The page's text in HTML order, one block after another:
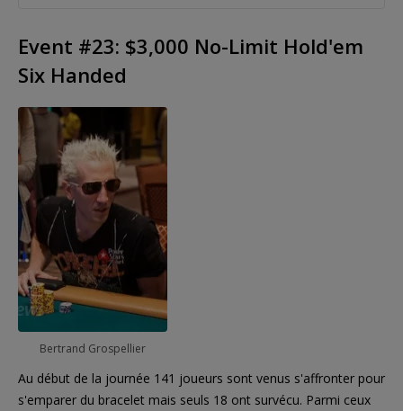
Event #23: $3,000 No-Limit Hold'em
Six Handed
Bertrand Grospellier
Au début de la journée 141 joueurs sont venus s'affronter pour
s'emparer du bracelet mais seuls 18 ont survécu. Parmi ceux